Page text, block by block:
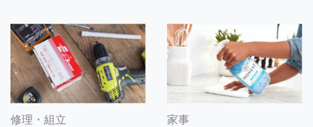
修理・組立 家事